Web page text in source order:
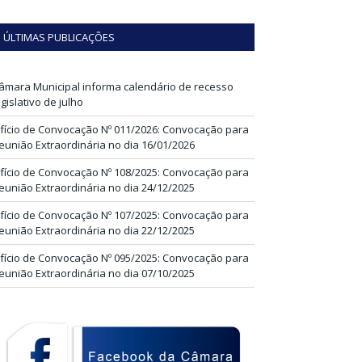
ÚLTIMAS PUBLICAÇÕES
Municipal informa calendário de recesso
de julho
de Convocação Nº 011/2026: Convocação para
Extraordinária no dia 16/01/2026
de Convocação Nº 108/2025: Convocação para
Extraordinária no dia 24/12/2025
de Convocação Nº 107/2025: Convocação para
Extraordinária no dia 22/12/2025
de Convocação Nº 095/2025: Convocação para
Extraordinária no dia 07/10/2025